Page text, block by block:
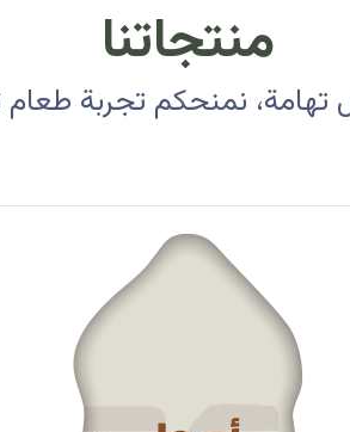
منتجاتنا
نمنحكم تجربة طعام